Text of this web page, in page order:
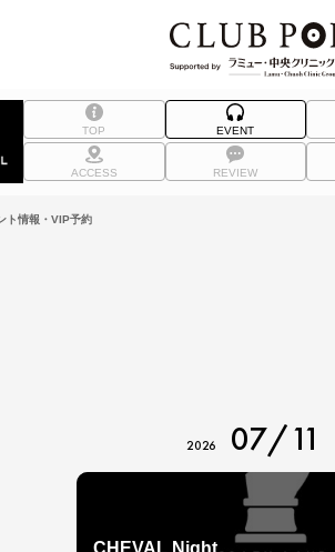
TOP EVENT
ACCESS REVIEW
ト情報・VIP予約
2026 07/11
CHEVAL Night